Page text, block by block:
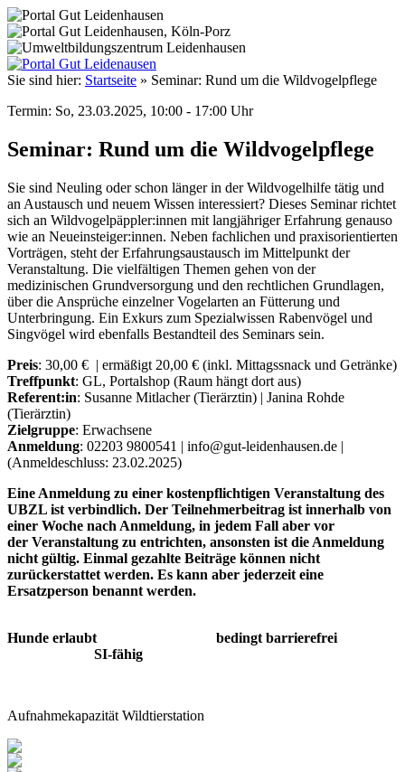
Sie sind hier: Startseite » Seminar: Rund um die Wildvogelpflege
Termin: So, 23.03.2025, 10:00 - 17:00 Uhr
Seminar: Rund um die Wildvogelpflege
Sie sind Neuling oder schon länger in der Wildvogelhilfe tätig und
an Austausch und neuem Wissen interessiert? Dieses Seminar richtet
sich an Wildvogelpäppler:innen mit langjähriger Erfahrung genauso
wie an Neueinsteiger:innen. Neben fachlichen und praxisorientierten
Vorträgen, steht der Erfahrungsaustausch im Mittelpunkt der
Veranstaltung. Die vielfältigen Themen gehen von der
medizinischen Grundversorgung und den rechtlichen Grundlagen,
über die Ansprüche einzelner Vogelarten an Fütterung und
Unterbringung. Ein Exkurs zum Spezialwissen Rabenvögel und
Singvögel wird ebenfalls Bestandteil des Seminars sein.
Preis: 30,00 € | ermäßigt 20,00 € (inkl. Mittagssnack und Getränke)
Treffpunkt: GL, Portalshop (Raum hängt dort aus)
Referent:in: Susanne Mitlacher (Tierärztin) | Janina Rohde
(Tierärztin)
Zielgruppe: Erwachsene
Anmeldung: 02203 9800541 | info@gut-leidenhausen.de |
(Anmeldeschluss: 23.02.2025)
Eine Anmeldung zu einer kostenpflichtigen Veranstaltung des
UBZL ist verbindlich. Der Teilnehmerbeitrag ist innerhalb von
einer Woche nach Anmeldung, in jedem Fall aber vor
der Veranstaltung zu entrichten, ansonsten ist die Anmeldung
nicht gültig. Einmal gezahlte Beiträge können nicht
zurückerstattet werden. Es kann aber jederzeit eine
Ersatzperson benannt werden.
Hunde erlaubt bedingt barrierefrei
SI-fähig
Aufnahmekapazität Wildtierstation